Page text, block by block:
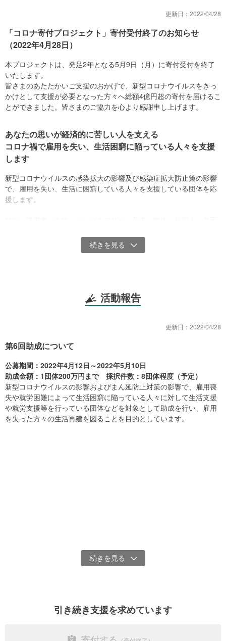
更新日： 2022/04/28
「コロナ寄付プロジェクト」寄付受付終了のお知らせ
（2022年4月28日）
本プロジェクトは、発足2年となる5月9日（月）に寄付受付を終了
いたします。
皆さまのあたたかいご支援のおかげで、新型コロナウイルスをきっ
かけとして支援が必要となった方々へ総額4億円超の寄付を届けるこ
とができました。皆さまのご協力を心より感謝申し上げます。
あなたの思いが経済的に苦しい人を支える
コロナ禍で雇用を失い、生活困窮に陥っている人々を支援
します
新型コロナウイルスの感染拡大の影響及び感染症拡大防止策の影響
で、雇用を失い、生活に困窮している人々を支援している団体を応
援します。
面している人々を支援している活動を応援します。
例えば、フードバンクや、支援サービス付き住宅の提供、アルバイ
本プロジェクトは、新型コロナウイルス感染拡大における経済対策
として現金10万円（特別定額給付金）が一律給付されるという政府
決定に伴い、その使い道の提案として2020年5月に発足しました。
給付金の支給終了後も、いまだに多くの方からご寄付が寄せられて
いる現状を受け、プロジェクト名を「コロナ給付金寄付プロジェク
ト」から、「コロナ寄付プロジェクト」に変更し、今後も支援が必
要な方へ皆さまの寄付を届けて参ります。
「 医療 」、「 福祉・教育・子ども 」、「文化・芸術・スポーツ
定寄附金」となるための要件を満たす財団として、内閣府の証明を
取得しています（2018年3月30日に5年間の更新済）。これにより、
・1回3,000円以上のクレジットカードによるご寄付で、領収書の発
活動報告
更新日： 2022/04/28
第6回助成について
公募期間：2022年4月12日～2022年5月10日
助成金額：1団体200万円まで 採択件数：8団体程度（予定）
新型コロナウイルスの影響およびまん延防止対策の影響で、雇用喪
失や就労困難によって生活困窮に陥っている人々に対して生活支援
や就労支援等を行っている団体などを対象として助成を行い、雇用
を失った方々の生活再建を図ることを目的としています。
引き続き支援を求めています